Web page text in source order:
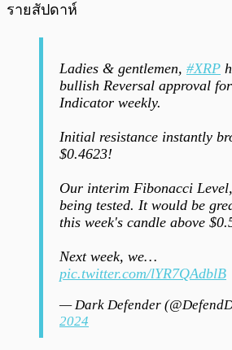
รายสัปดาห์
Ladies & gentlemen, #XRP
bullish Reversal approval
Indicator weekly.
Initial resistance instantly
$0.4623!
Our interim Fibonacci
being tested. It would be
this week's candle above
Next week, we…
pic.twitter.com/lYR7QAdblB
— Dark Defender
2024